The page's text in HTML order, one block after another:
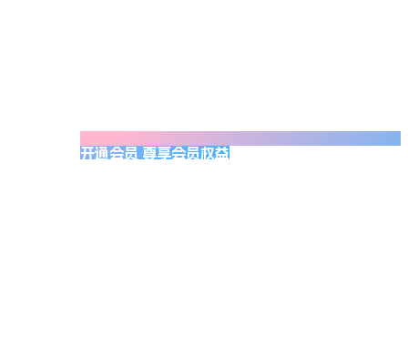
开通会员 尊享会员权益